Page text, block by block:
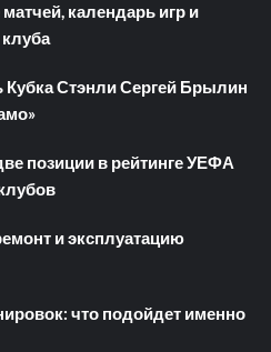
календарь игр и
Кубка Стэнли Сергей Брылин
позиции в рейтинге УЕФА
и эксплуатацию
что подойдет именно